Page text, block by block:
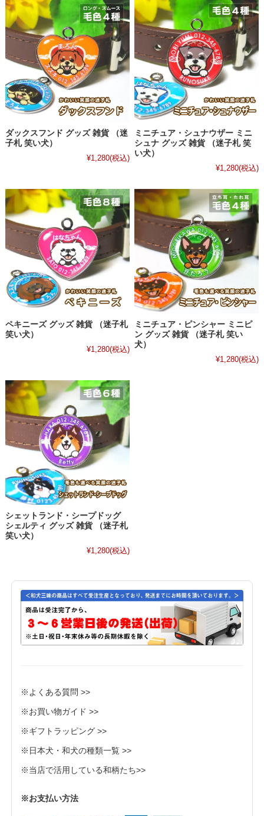
ダックスフンド グッズ 雑貨 （迷
子札 笑い犬）
¥1,280(税込)
ミニチュア・シュナウザー ミニ
シュナ グッズ 雑貨 （迷子札 笑
い犬）
¥1,280(税込)
ペキニーズ グッズ 雑貨 （迷子札
笑い犬）
¥1,280(税込)
ミニチュア・ピンシャー ミニピ
ン グッズ 雑貨 （迷子札 笑い
犬）
¥1,280(税込)
シェットランド・シープドッグ
シェルティ グッズ 雑貨 （迷子札
笑い犬）
¥1,280(税込)
※よくある質問 >>
※お買い物ガイド >>
※ギフトラッピング >>
※日本犬・和犬の種類一覧 >>
※当店で活用している和柄たち>>
※お支払い方法